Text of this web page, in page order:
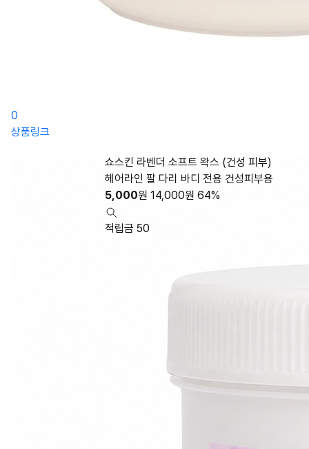
0
상품링크
쇼스킨 라벤더 소프트 왁스 (건성 피부)
헤어라인 팔 다리 바디 전용 건성피부용
5,000원 14,000원 64%
적립금 50